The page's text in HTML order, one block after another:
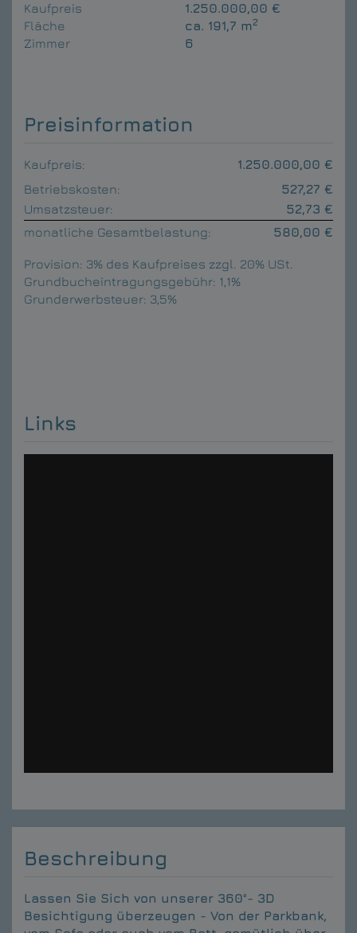
Kaufpreis
1.250.000,00 €
Fläche
ca. 191,7 m2
Zimmer 6
Preisinformation
Kaufpreis:
1.250.000,00 €
Betriebskosten:
527,27 €
Umsatzsteuer:
52,73 €
monatliche Gesamtbelastung:
580,00 €
Provision: 3% des Kaufpreises zzgl. 20% USt.
Grundbucheintragungsgebühr: 1,1%
Grunderwerbsteuer: 3,5%
Links
Beschreibung
Lassen Sie Sich von unserer 360°- 3D
Besichtigung überzeugen - Von der Parkbank,